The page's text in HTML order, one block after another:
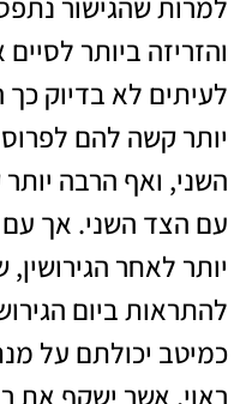
והזריזה ביותר
לעיתים לא בדיוק
יותר קשה להם
השני, ואף הרבה
עם הצד השני. אך
יותר לאחר הגירושין,
להתראות ביום
כמיטב יכולתם על
ראוי, אשר ישקף את